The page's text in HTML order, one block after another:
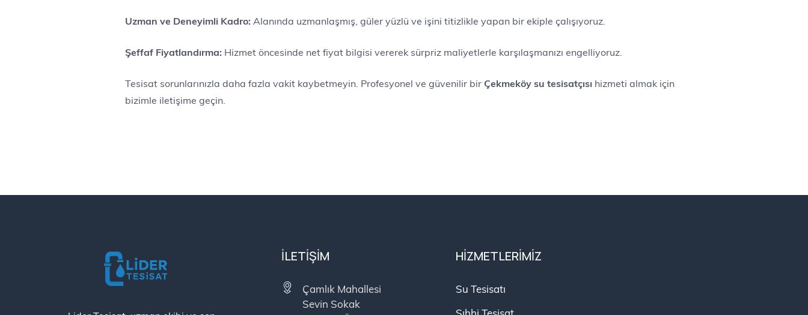
Uzman ve Deneyimli Kadro: Alanında uzmanlaşmış, güler yüzlü ve işini titizlikle yapan bir ekiple çalışıyoruz.
Şeffaf Fiyatlandırma: Hizmet öncesinde net fiyat bilgisi vererek sürpriz maliyetlerle karşılaşmanızı engelliyoruz.
Tesisat sorunlarınızla daha fazla vakit kaybetmeyin. Profesyonel ve güvenilir bir Çekmeköy su tesisatçısı hizmeti almak için
bizimle iletişime geçin.
İLETIŞIM
Çamlık Mahallesi
Sevin Sokak
HIZMETLERIMIZ
Su Tesisatı